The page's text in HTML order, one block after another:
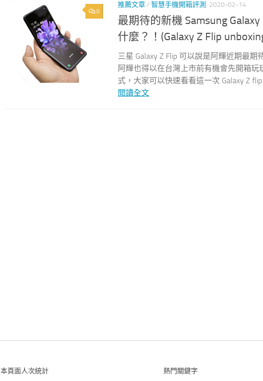
0
推薦文章/ 智慧手機開箱評測 2020-02-14
最期待的新機 Samsung
什麼？！(Galaxy Z Flip
三星 Galaxy Z Flip 可以說是阿輝近期最
阿輝也得以在台灣上市前有機會先開箱
式，大家可以快速看看這一次 Galaxy Z
閱讀全文
本頁面人次統計 熱門關鍵字